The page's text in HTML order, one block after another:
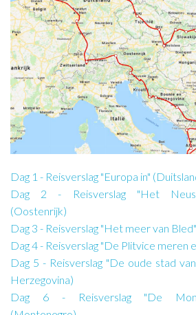
Dag 1 - Reisverslag "Europa in"
Dag 2 - Reisverslag "Het
(Oostenrijk)
Dag 3 - Reisverslag "Het meer van
Dag 4 - Reisverslag "De Plitvice meren
Dag 5 - Reisverslag "De oude stad
Herzegovina)
Dag 6 - Reisverslag "De